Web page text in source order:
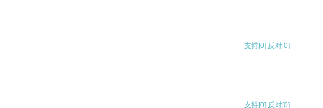
支持[0] 反对[0]
支持[0] 反对[0]